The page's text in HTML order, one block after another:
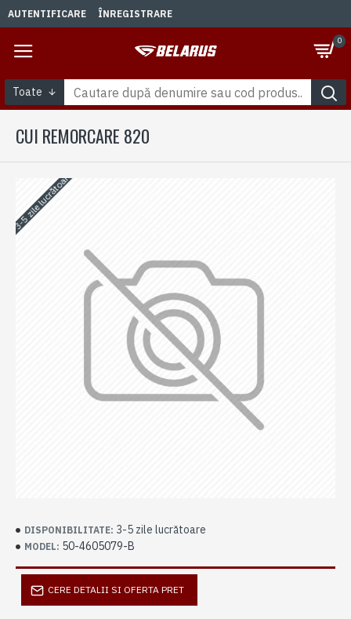
AUTENTIFICARE ÎNREGISTRARE
0
Toate
CUI REMORCARE 820
3-5 zile lucrătoare
DISPONIBILITATE: 3-5 zile lucrătoare
MODEL: 50-4605079-B
CERE DETALII SI OFERTA PRET